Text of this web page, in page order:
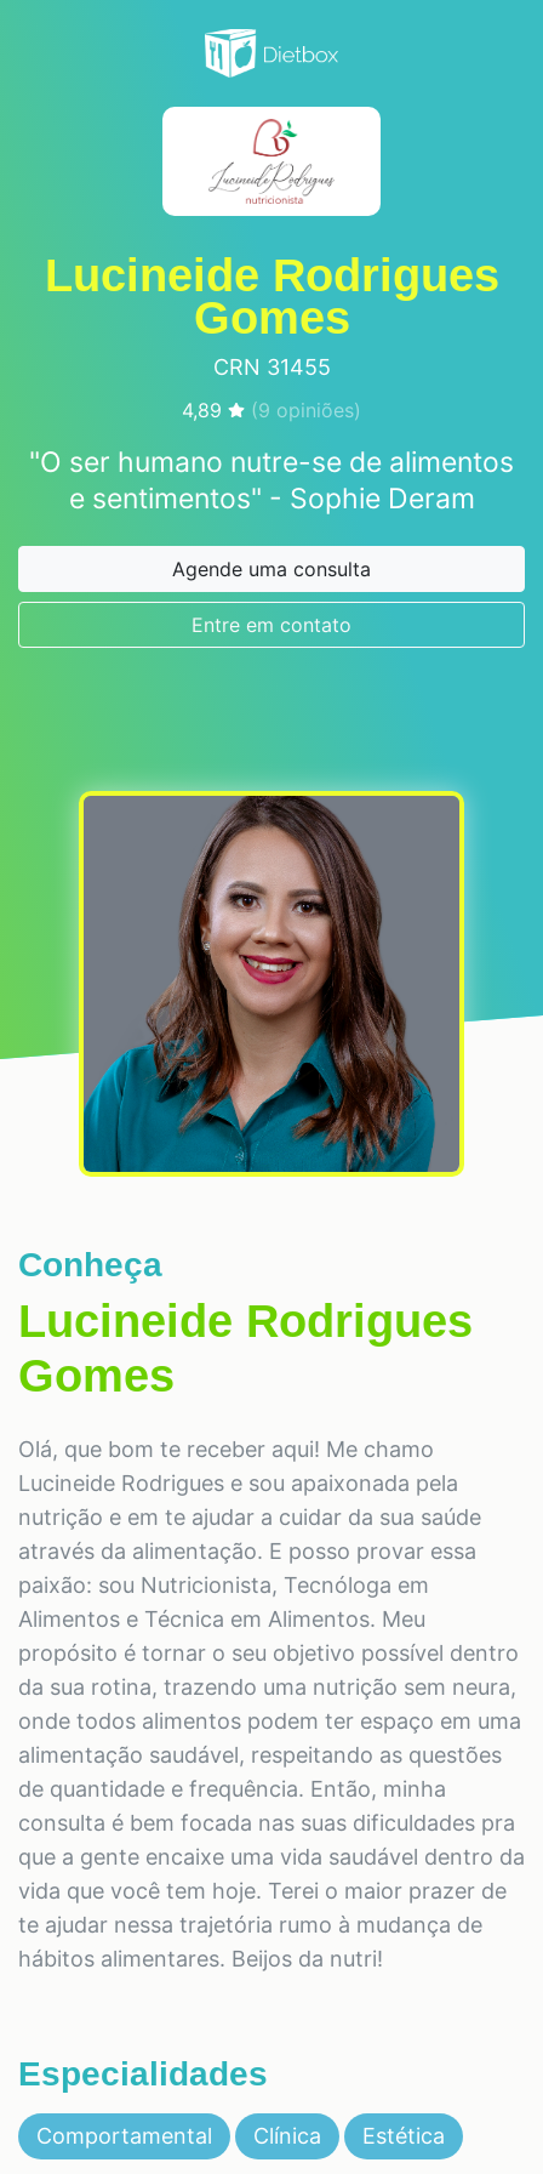
Lucineide Rodrigues
Gomes
CRN 31455
4,89 (9 opiniões)
"O ser humano nutre-se de alimentos
e sentimentos" - Sophie Deram
Agende uma consulta
Entre em contato
Conheça
Lucineide Rodrigues
Gomes
Olá, que bom te receber aqui! Me chamo
Lucineide Rodrigues e sou apaixonada pela
nutrição e em te ajudar a cuidar da sua saúde
através da alimentação. E posso provar essa
paixão: sou Nutricionista, Tecnóloga em
Alimentos e Técnica em Alimentos. Meu
propósito é tornar o seu objetivo possível dentro
da sua rotina, trazendo uma nutrição sem neura,
onde todos alimentos podem ter espaço em uma
alimentação saudável, respeitando as questões
de quantidade e frequência. Então, minha
consulta é bem focada nas suas dificuldades pra
que a gente encaixe uma vida saudável dentro da
vida que você tem hoje. Terei o maior prazer de
te ajudar nessa trajetória rumo à mudança de
hábitos alimentares. Beijos da nutri!
Especialidades
Comportamental Clínica Estética